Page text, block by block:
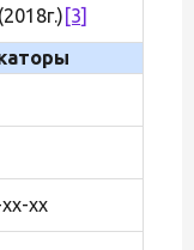
[3]
xx